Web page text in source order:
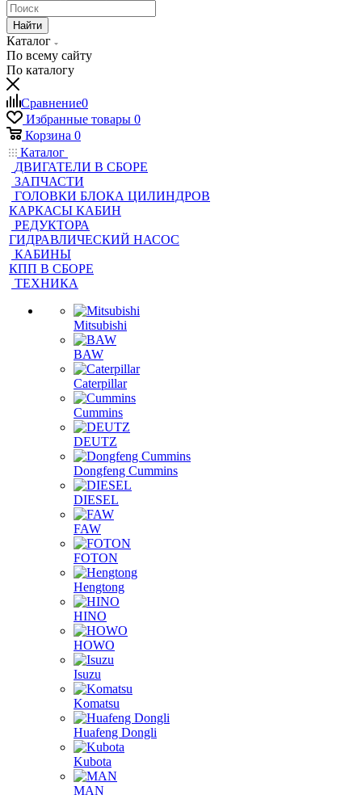
Найти
Каталог
По всему сайту
По каталогу
Сравнение0
Избранные товары 0
Корзина 0
Каталог
ДВИГАТЕЛИ В СБОРЕ
ЗАПЧАСТИ
ГОЛОВКИ БЛОКА ЦИЛИНДРОВ
КАРКАСЫ КАБИН
РЕДУКТОРА
ГИДРАВЛИЧЕСКИЙ НАСОС
КАБИНЫ
КПП В СБОРЕ
ТЕХНИКА
Mitsubishi
BAW
Caterpillar
Cummins
DEUTZ
Dongfeng Cummins
DIESEL
FAW
FOTON
Hengtong
HINO
HOWO
Isuzu
Komatsu
Huafeng Dongli
Kubota
MAN